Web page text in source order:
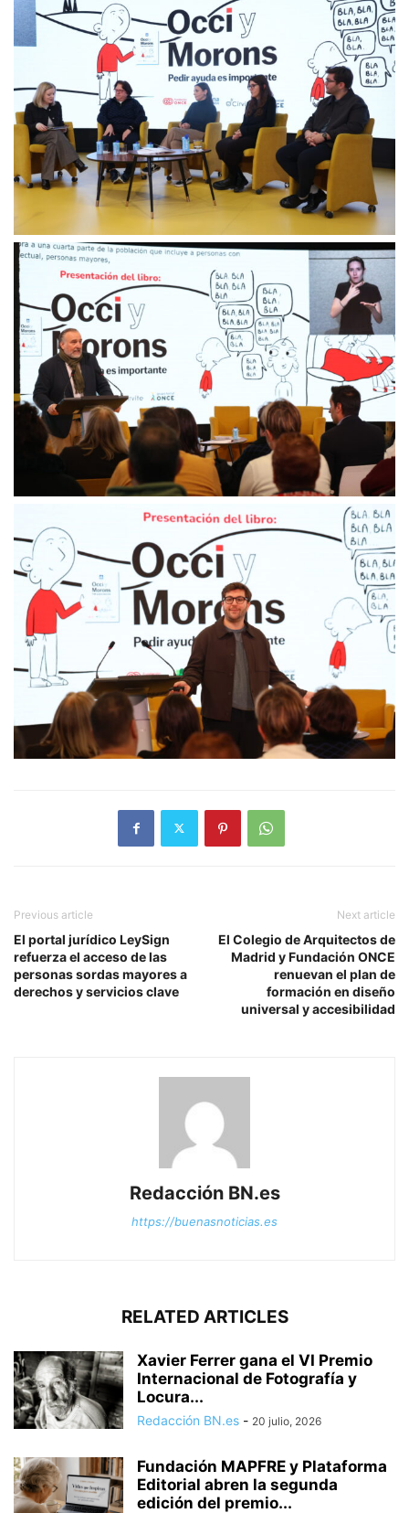
Previous article
El portal jurídico LeySign
refuerza el acceso de las
personas sordas mayores a
derechos y servicios clave
Next article
El Colegio de Arquitectos de
Madrid y Fundación ONCE
renuevan el plan de
formación en diseño
universal y accesibilidad
Redacción BN.es
https://buenasnoticias.es
RELATED ARTICLES
Xavier Ferrer gana el VI Premio
Internacional de Fotografía y
Locura...
Redacción BN.es - 20 julio, 2026
Fundación MAPFRE y Plataforma
Editorial abren la segunda
edición del premio...